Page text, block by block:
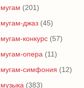
мугам (201)
мугам-джаз (45)
мугам-конкурс (57)
мугам-опера (11)
мугам-симфония (12)
музыка (383)